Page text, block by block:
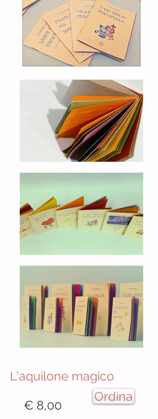
L'aquilone magico
€ 8,00
Ordina